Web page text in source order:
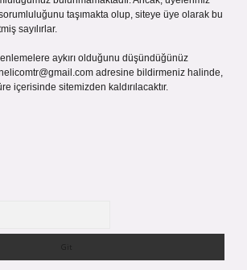
taşımakta olup, siteye üye olarak bu
sayılırlar.
aykırı olduğunu düşündüğünüz
adresine bildirmeniz halinde,
içerisinde sitemizden kaldırılacaktır.